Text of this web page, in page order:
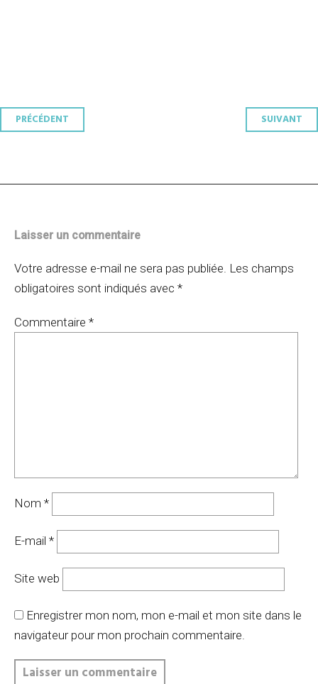
Navigation
PRÉCÉDENT SUIVANT
Laisser un commentaire
Votre adresse e-mail ne sera pas publiée. Les champs
obligatoires sont indiqués avec *
Commentaire *
Nom *
E-mail *
Site web
Enregistrer mon nom, mon e-mail et mon site dans le
navigateur pour mon prochain commentaire.